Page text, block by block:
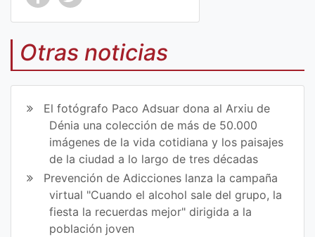
Co
mp
art
en
Fa
ce
bo
ok
Co
mp
art
ir
en
Tw
itt
er
Otras noticias
El fotógrafo Paco Adsuar dona al Arxiu de
Dénia una colección de más de 50.000
imágenes de la vida cotidiana y los paisajes
de la ciudad a lo largo de tres décadas
Prevención de Adicciones lanza la campaña
virtual "Cuando el alcohol sale del grupo, la
fiesta la recuerdas mejor" dirigida a la
población joven